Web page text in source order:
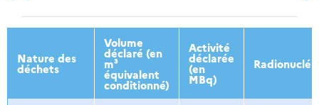
2013 2014 2015 2016
Nature des
déchets
Volume
déclaré (en
m³
équivalent
conditionné)
Activité
déclarée
(en
MBq)